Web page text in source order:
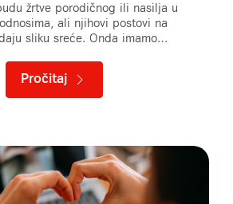
žrtve porodičnog ili nasilja u
ali njihovi postovi na
sliku sreće. Onda imamo…
Pročitaj